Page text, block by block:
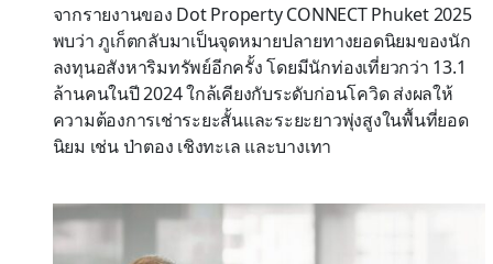
จากรายงานของ Dot Property CONNECT Phuket 2025
พบว่า ภูเก็ตกลับมาเป็นจุดหมายปลายทางยอดนิยมของนัก
ลงทุนอสังหาริมทรัพย์อีกครั้ง โดยมีนักท่องเที่ยวกว่า 13.1
ล้านคนในปี 2024 ใกล้เคียงกับระดับก่อนโควิด ส่งผลให้
ความต้องการเช่าระยะสั้นและระยะยาวพุ่งสูงในพื้นที่ยอด
นิยม เช่น ป่าตอง เชิงทะเล และบางเทา